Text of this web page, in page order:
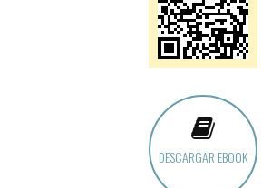
DESCARGAR EBOOK